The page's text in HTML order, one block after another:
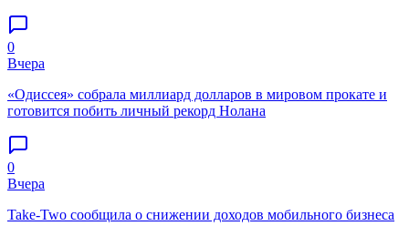
0
Вчера
«Одиссея» собрала миллиард долларов в мировом прокате и
готовится побить личный рекорд Нолана
0
Вчера
Take-Two сообщила о снижении доходов мобильного бизнеса